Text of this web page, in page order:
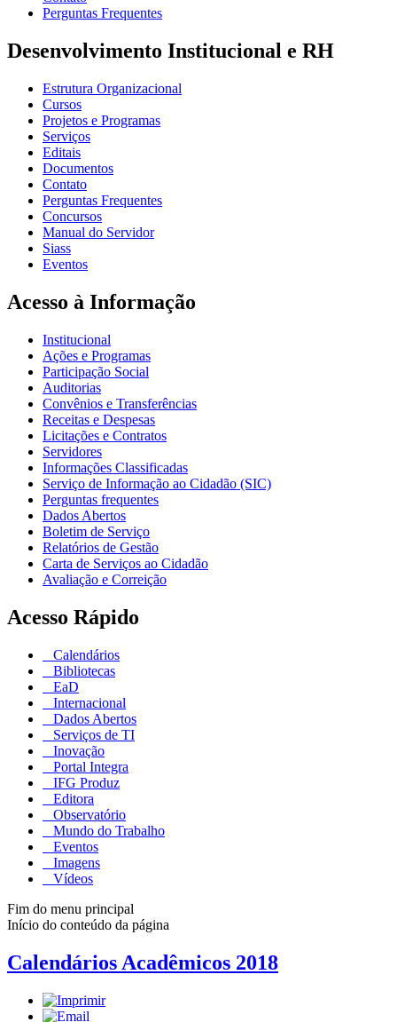
Perguntas Frequentes
Desenvolvimento Institucional e RH
Estrutura Organizacional
Cursos
Projetos e Programas
Serviços
Editais
Documentos
Contato
Perguntas Frequentes
Concursos
Manual do Servidor
Siass
Eventos
Acesso à Informação
Institucional
Ações e Programas
Participação Social
Auditorias
Convênios e Transferências
Receitas e Despesas
Licitações e Contratos
Servidores
Informações Classificadas
Serviço de Informação ao Cidadão (SIC)
Perguntas frequentes
Dados Abertos
Boletim de Serviço
Relatórios de Gestão
Carta de Serviços ao Cidadão
Avaliação e Correição
Acesso Rápido
Calendários
Bibliotecas
EaD
Internacional
Dados Abertos
Serviços de TI
Inovação
Portal Integra
IFG Produz
Editora
Observatório
Mundo do Trabalho
Eventos
Imagens
Vídeos
Fim do menu principal
Início do conteúdo da página
Calendários Acadêmicos 2018